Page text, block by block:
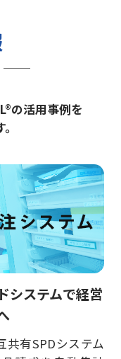
の活用事例を
システムで経営
共有SPDシステム